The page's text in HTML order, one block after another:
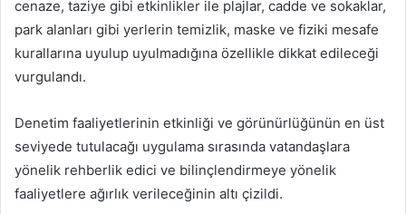
cenaze, taziye gibi etkinlikler ile plajlar, cadde ve sokaklar,
park alanları gibi yerlerin temizlik, maske ve fiziki mesafe
kurallarına uyulup uyulmadığına özellikle dikkat edileceği
vurgulandı.
Denetim faaliyetlerinin etkinliği ve görünürlüğünün en üst
seviyede tutulacağı uygulama sırasında vatandaşlara
yönelik rehberlik edici ve bilinçlendirmeye yönelik
faaliyetlere ağırlık verileceğinin altı çizildi.